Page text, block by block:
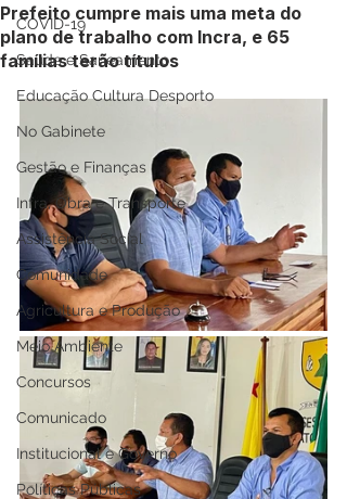
COVID-19
Saúde e Saneamento
Educação Cultura Desporto
No Gabinete
Gestão e Finanças
Infra, Obra e Transporte
Assistência Social
Comunidade
Agricultura e Produção
Meio Ambiente
Concursos
Comunicado
Institucional e Governo
Políticas Públicas
Prefeito cumpre mais uma meta do
plano de trabalho com Incra, e 65
famílias terão títulos